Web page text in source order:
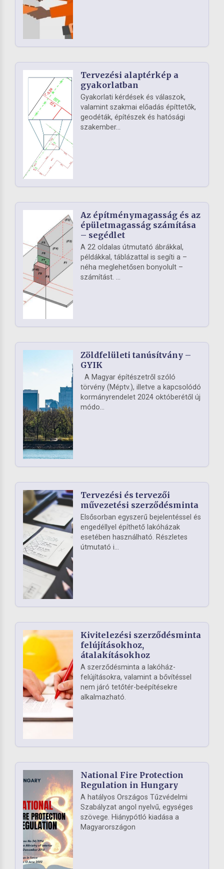
Tervezési alaptérkép a
gyakorlatban
Gyakorlati kérdések és válaszok,
valamint szakmai előadás építtetők,
geodéták, építészek és hatósági
szakember...
Az építménymagasság és az
épületmagasság számítása
– segédlet
A 22 oldalas útmutató ábrákkal,
példákkal, táblázattal is segíti a –
néha meglehetősen bonyolult –
számítást. ...
Zöldfelületi tanúsítvány –
GYIK
A Magyar építészetről szóló
törvény (Méptv.), illetve a kapcsolódó
kormányrendelet 2024 októberétől új
módo...
Tervezési és tervezői
művezetési szerződésminta
Elsősorban egyszerű bejelentéssel és
engedéllyel építhető lakóházak
esetében használható. Részletes
útmutató i...
Kivitelezési szerződésminta
felújításokhoz,
átalakításokhoz
A szerződésminta a lakóház-
felújításokra, valamint a bővítéssel
nem járó tetőtér-beépítésekre
alkalmazható.
National Fire Protection
Regulation in Hungary
A hatályos Országos Tűzvédelmi
Szabályzat angol nyelvű, egységes
szövege. Hiánypótló kiadása a
Magyarországon